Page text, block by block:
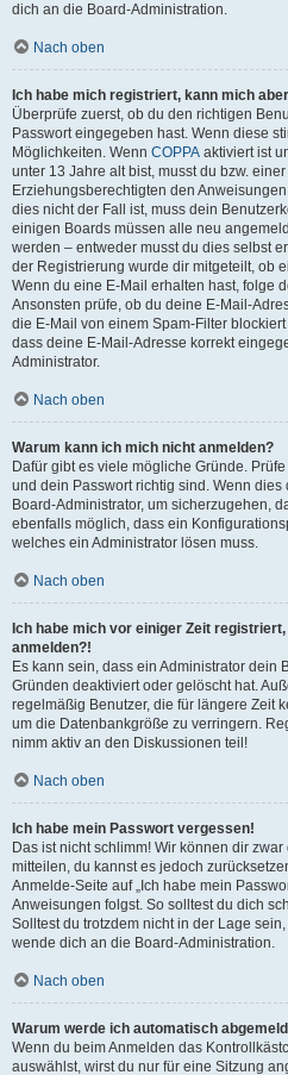
dich an die Board-Administration.
Nach oben
Ich habe mich registriert, kann mich
Überprüfe zuerst, ob du den richtigen
Passwort eingegeben hast. Wenn diese
Möglichkeiten. Wenn COPPA aktiviert ist
unter 13 Jahre alt bist, musst du bzw.
Erziehungsberechtigten den
dies nicht der Fall ist, muss dein
einigen Boards müssen alle neu
werden – entweder musst du dies selbst
der Registrierung wurde dir mitgeteilt, ob
Wenn du eine E-Mail erhalten hast, folge
Ansonsten prüfe, ob du deine E-Mail-
die E-Mail von einem Spam-Filter
dass deine E-Mail-Adresse korrekt
Administrator.
Nach oben
Warum kann ich mich nicht anmelden?
Dafür gibt es viele mögliche Gründe.
und dein Passwort richtig sind. Wenn
Board-Administrator, um sicherzugehen,
ebenfalls möglich, dass ein
welches ein Administrator lösen muss.
Nach oben
Ich habe mich vor einiger Zeit
anmelden?!
Es kann sein, dass ein Administrator dein
Gründen deaktiviert oder gelöscht hat.
regelmäßig Benutzer, die für längere Zeit
um die Datenbankgröße zu verringern.
nimm aktiv an den Diskussionen teil!
Nach oben
Ich habe mein Passwort vergessen!
Das ist nicht schlimm! Wir können dir
mitteilen, du kannst es jedoch
Anmelde-Seite auf „Ich habe mein
Anweisungen folgst. So solltest du dich
Solltest du trotzdem nicht in der Lage
wende dich an die Board-Administration.
Nach oben
Warum werde ich automatisch
Wenn du beim Anmelden das
auswählst, wirst du nur für eine Sitzung